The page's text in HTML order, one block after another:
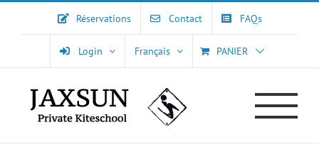
Réservations Contact FAQs
Login Français PANIER